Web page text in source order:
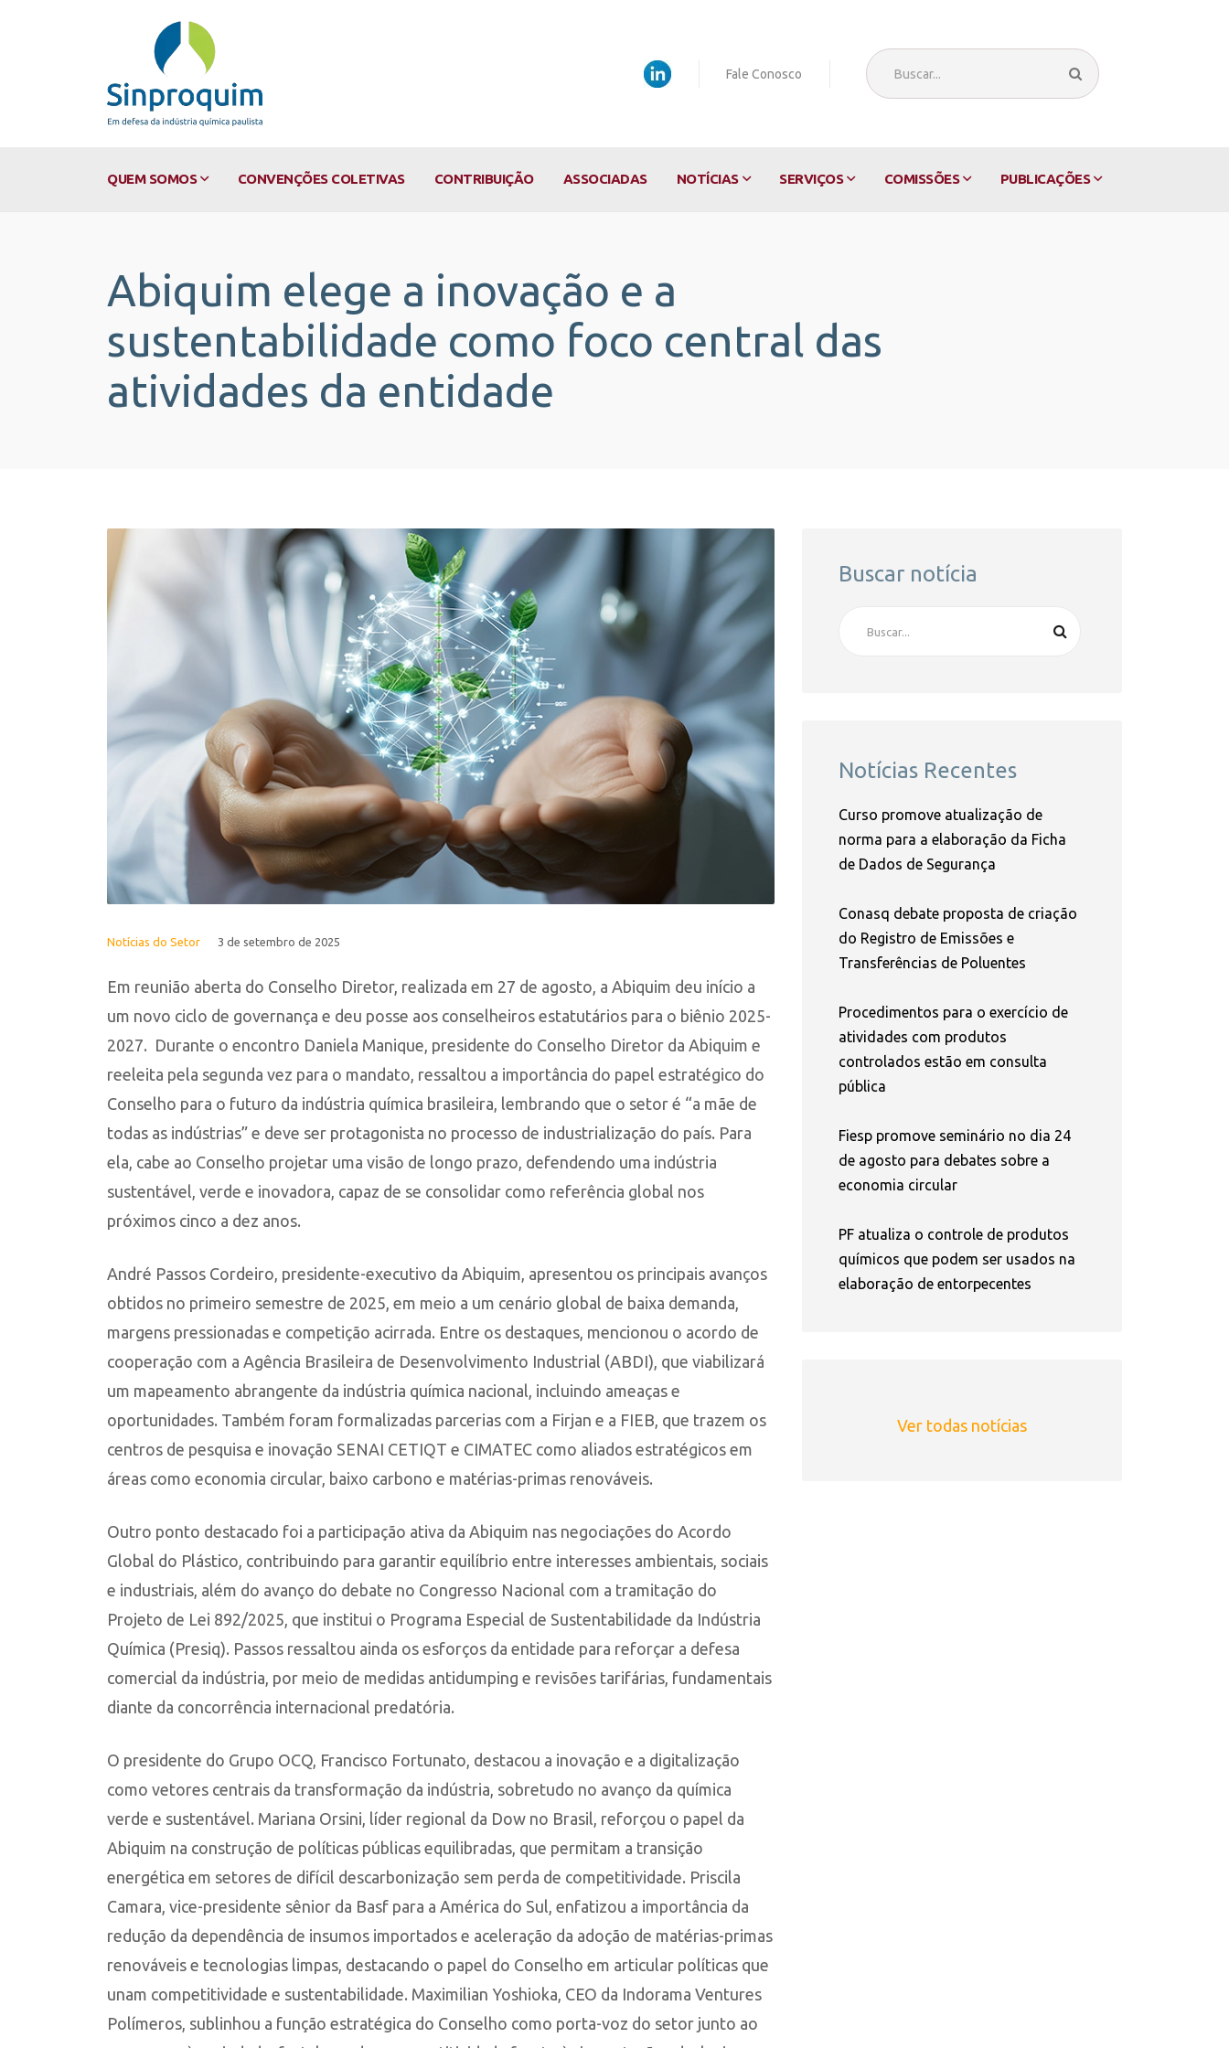
Fale Conosco
QUEM SOMOS CONVENÇÕES COLETIVAS CONTRIBUIÇÃO ASSOCIADAS NOTÍCIAS SERVIÇOS COMISSÕES PUBLICAÇÕES
Abiquim elege a inovação e a
sustentabilidade como foco central das
atividades da entidade
Notícias do Setor 3 de setembro de 2025
Em reunião aberta do Conselho Diretor, realizada em 27 de agosto, a Abiquim deu início a
um novo ciclo de governança e deu posse aos conselheiros estatutários para o biênio 2025-
2027. Durante o encontro Daniela Manique, presidente do Conselho Diretor da Abiquim e
reeleita pela segunda vez para o mandato, ressaltou a importância do papel estratégico do
Conselho para o futuro da indústria química brasileira, lembrando que o setor é “a mãe de
todas as indústrias” e deve ser protagonista no processo de industrialização do país. Para
ela, cabe ao Conselho projetar uma visão de longo prazo, defendendo uma indústria
sustentável, verde e inovadora, capaz de se consolidar como referência global nos
próximos cinco a dez anos.
André Passos Cordeiro, presidente-executivo da Abiquim, apresentou os principais avanços
obtidos no primeiro semestre de 2025, em meio a um cenário global de baixa demanda,
margens pressionadas e competição acirrada. Entre os destaques, mencionou o acordo de
cooperação com a Agência Brasileira de Desenvolvimento Industrial (ABDI), que viabilizará
um mapeamento abrangente da indústria química nacional, incluindo ameaças e
oportunidades. Também foram formalizadas parcerias com a Firjan e a FIEB, que trazem os
centros de pesquisa e inovação SENAI CETIQT e CIMATEC como aliados estratégicos em
áreas como economia circular, baixo carbono e matérias-primas renováveis.
Outro ponto destacado foi a participação ativa da Abiquim nas negociações do Acordo
Global do Plástico, contribuindo para garantir equilíbrio entre interesses ambientais, sociais
e industriais, além do avanço do debate no Congresso Nacional com a tramitação do
Projeto de Lei 892/2025, que institui o Programa Especial de Sustentabilidade da Indústria
Química (Presiq). Passos ressaltou ainda os esforços da entidade para reforçar a defesa
comercial da indústria, por meio de medidas antidumping e revisões tarifárias, fundamentais
diante da concorrência internacional predatória.
O presidente do Grupo OCQ, Francisco Fortunato, destacou a inovação e a digitalização
como vetores centrais da transformação da indústria, sobretudo no avanço da química
verde e sustentável. Mariana Orsini, líder regional da Dow no Brasil, reforçou o papel da
Abiquim na construção de políticas públicas equilibradas, que permitam a transição
energética em setores de difícil descarbonização sem perda de competitividade. Priscila
Camara, vice-presidente sênior da Basf para a América do Sul, enfatizou a importância da
redução da dependência de insumos importados e aceleração da adoção de matérias-primas
renováveis e tecnologias limpas, destacando o papel do Conselho em articular políticas que
unam competitividade e sustentabilidade. Maximilian Yoshioka, CEO da Indorama Ventures
Polímeros, sublinhou a função estratégica do Conselho como porta-voz do setor junto ao
Buscar notícia
Notícias Recentes
Curso promove atualização de
norma para a elaboração da Ficha
de Dados de Segurança
Conasq debate proposta de criação
do Registro de Emissões e
Transferências de Poluentes
Procedimentos para o exercício de
atividades com produtos
controlados estão em consulta
pública
Fiesp promove seminário no dia 24
de agosto para debates sobre a
economia circular
PF atualiza o controle de produtos
químicos que podem ser usados na
elaboração de entorpecentes
Ver todas notícias